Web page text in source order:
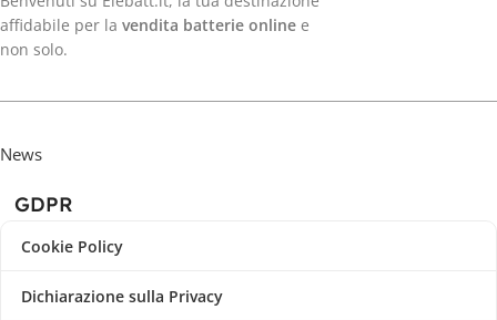
affidabile per la vendita batterie online e
non solo.
News
GDPR
Cookie Policy
Dichiarazione sulla Privacy